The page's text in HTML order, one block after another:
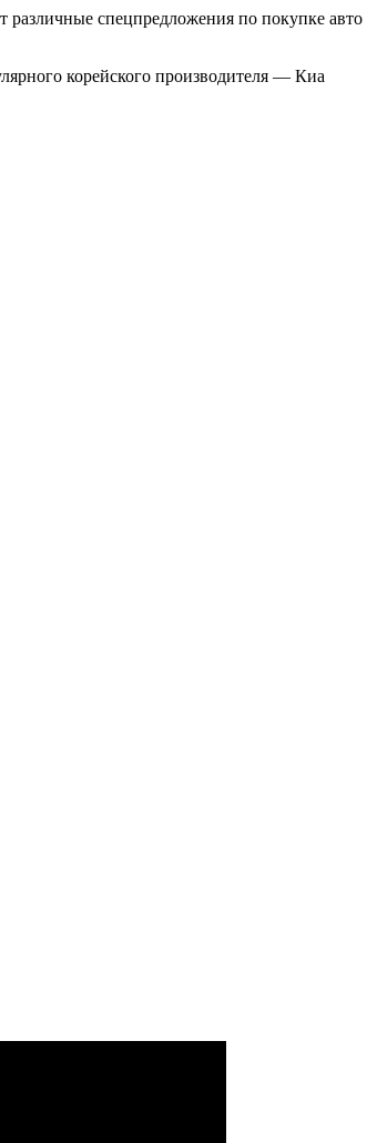
спецпредложения по покупке авто
корейского производителя — Киа